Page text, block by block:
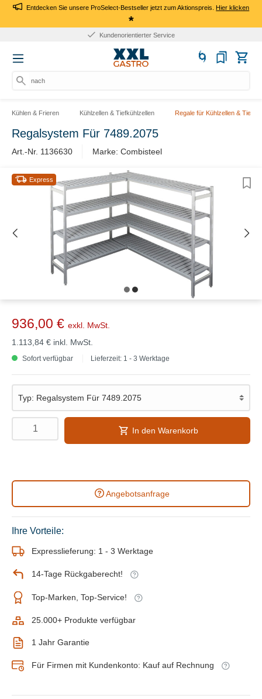
Entdecken Sie unsere ProSelect-Bestseller jetzt zum Aktionspreis.Hier klicken
*
Kundenorientierter Service
nach P
Kühlen & Frieren Kühlzellen & Tiefkühlzellen Regale für Kühlzellen &
Regalsystem Für 7489.2075
Art.-Nr. 1136630 Marke: Combisteel
Express
936,00 € exkl. MwSt.
1.113,84 € inkl. MwSt.
Sofort verfügbar Lieferzeit: 1 - 3 Werktage
In den Warenkorb
Angebotsanfrage
Ihre Vorteile:
Expresslieferung: 1 - 3 Werktage
14-Tage Rückgaberecht!
Top-Marken, Top-Service!
25.000+ Produkte verfügbar
1 Jahr Garantie
Für Firmen mit Kundenkonto: Kauf auf Rechnung